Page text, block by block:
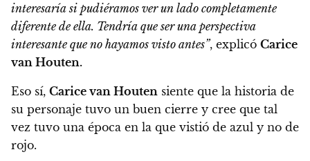
interesaría si pudiéramos ver un lado completamente
diferente de ella. Tendría que ser una perspectiva
interesante que no hayamos visto antes”, explicó Carice
van Houten.
Eso sí, Carice van Houten siente que la historia de
su personaje tuvo un buen cierre y cree que tal
vez tuvo una época en la que vistió de azul y no de
rojo.